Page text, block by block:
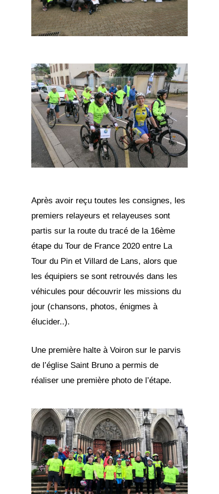
Après avoir reçu toutes les consignes, les
premiers relayeurs et relayeuses sont
partis sur la route du tracé de la 16ème
étape du Tour de France 2020 entre La
Tour du Pin et Villard de Lans, alors que
les équipiers se sont retrouvés dans les
véhicules pour découvrir les missions du
jour (chansons, photos, énigmes à
élucider..).
Une première halte à Voiron sur le parvis
de l’église Saint Bruno a permis de
réaliser une première photo de l’étape.